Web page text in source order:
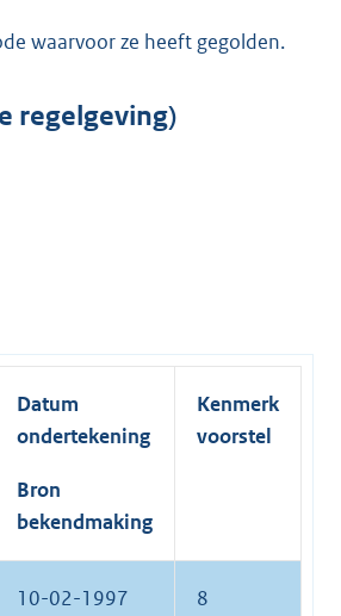
waarvoor ze heeft gegolden.
regelgeving)
Datum
ondertekening
Bron
bekendmaking
Kenmerk
voorstel
10-02-1997 8